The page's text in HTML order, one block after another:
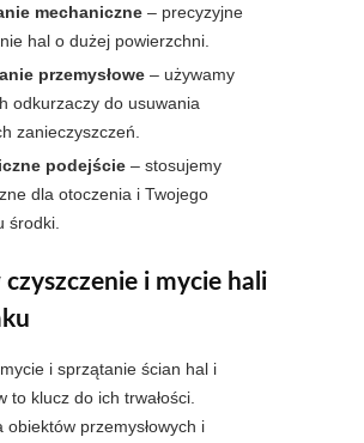
mechaniczne – precyzyjne
hal o dużej powierzchni.
przemysłowe – używamy
odkurzaczy do usuwania
zanieczyszczeń.
podejście – stosujemy
dla otoczenia i Twojego
środki.
i mycie hali
i sprzątanie ścian hal i
to klucz do ich trwałości.
obiektów przemysłowych i